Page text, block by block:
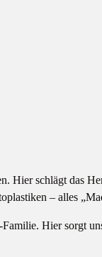
Hier schlägt das
– alles
Hier sorgt